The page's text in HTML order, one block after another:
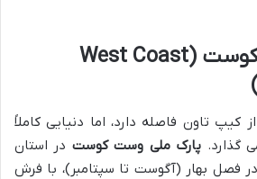
پارک ملی وست کوست (West Coast
کیلومتر از کیپ تاون فاصله دارد، اما دنیایی کاملاً
گذارد. پارک ملی وست کوست در استان
فصل بهار (آگوست تا سپتامبر)، با فرش